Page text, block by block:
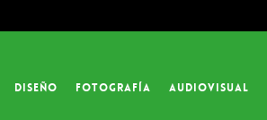
Diseño Fotografía Audiovisual